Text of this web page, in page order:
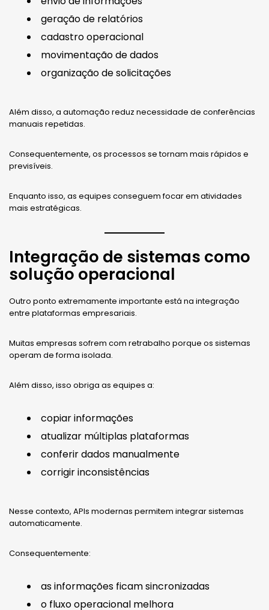
geração de relatórios
cadastro operacional
movimentação de dados
organização de solicitações
Além disso, a automação reduz necessidade de conferências
manuais repetidas.
Consequentemente, os processos se tornam mais rápidos e
previsíveis.
Enquanto isso, as equipes conseguem focar em atividades
mais estratégicas.
Integração de sistemas como
solução operacional
Outro ponto extremamente importante está na integração
entre plataformas empresariais.
Muitas empresas sofrem com retrabalho porque os sistemas
operam de forma isolada.
Além disso, isso obriga as equipes a:
copiar informações
atualizar múltiplas plataformas
conferir dados manualmente
corrigir inconsistências
Nesse contexto, APIs modernas permitem integrar sistemas
automaticamente.
Consequentemente:
as informações ficam sincronizadas
o fluxo operacional melhora